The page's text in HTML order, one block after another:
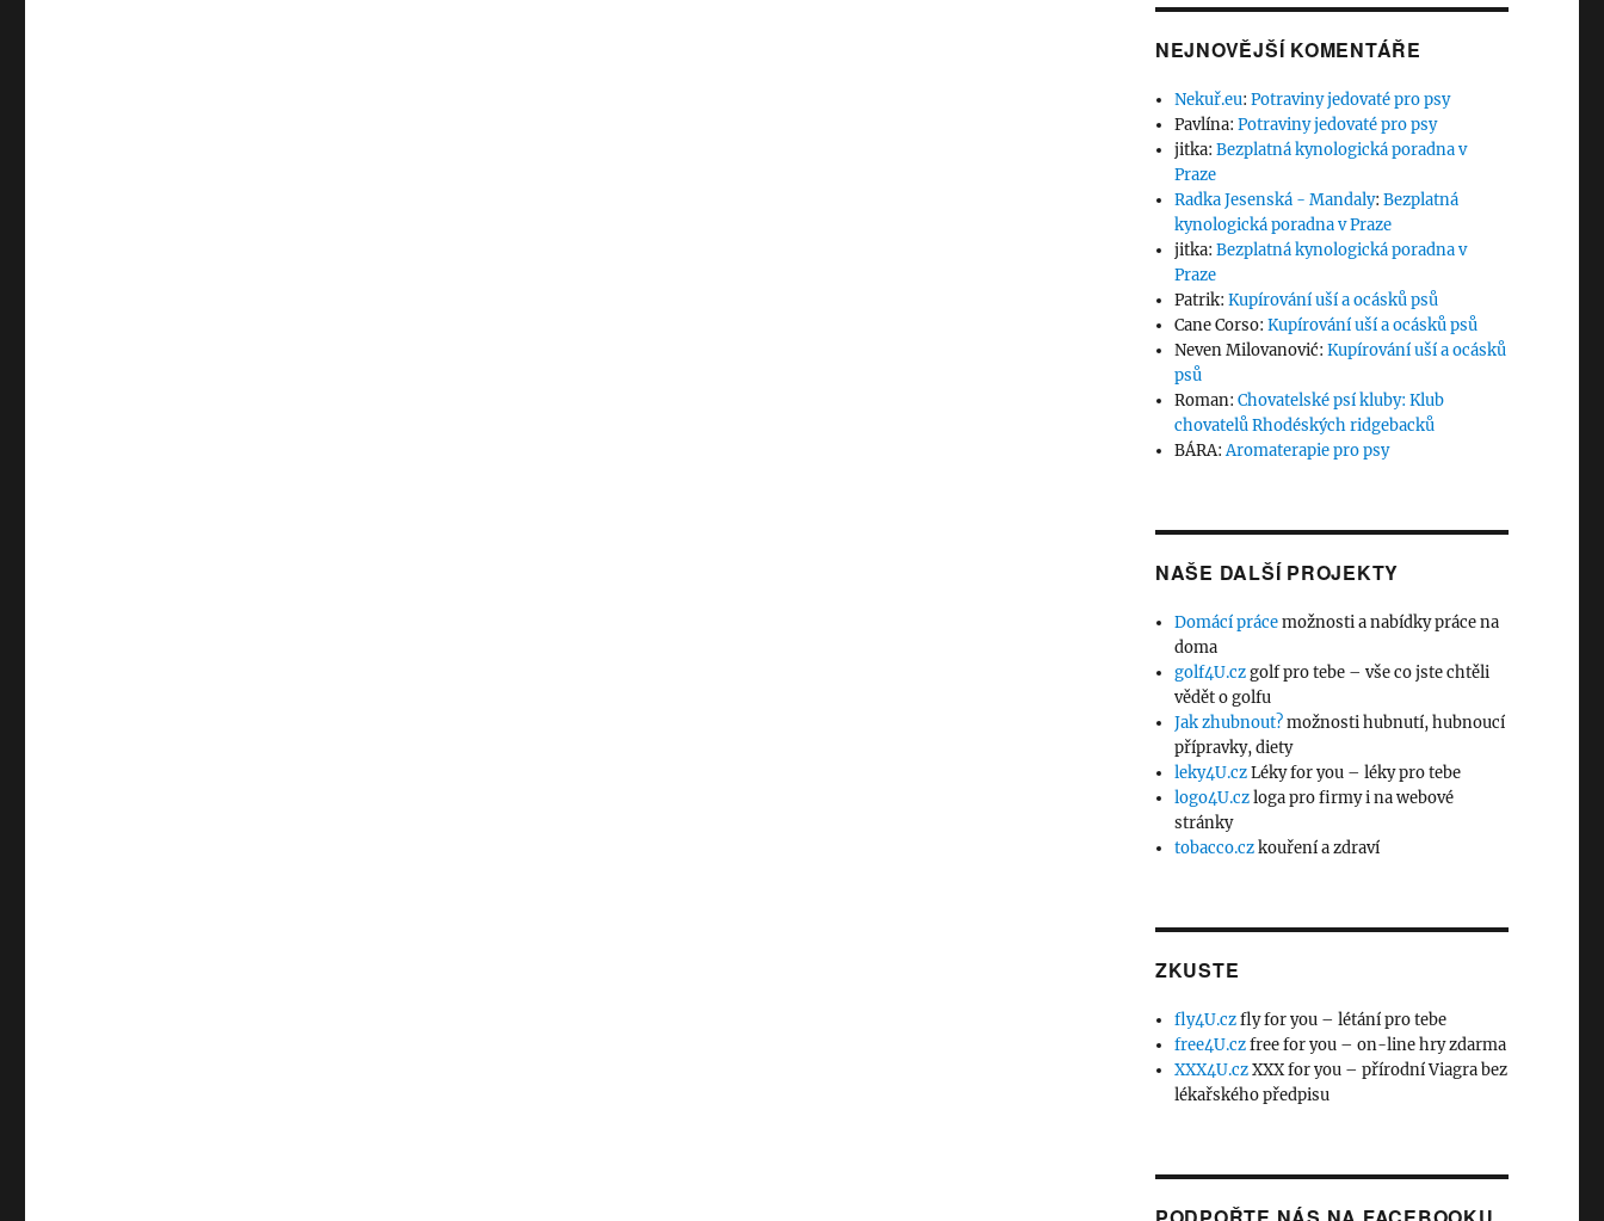
NEJNOVĚJŠÍ KOMENTÁŘE
Nekuř.eu:Potraviny jedovaté pro psy
Pavlína:Potraviny jedovaté pro psy
jitka:Bezplatná kynologická poradna v
Praze
Radka Jesenská - Mandaly:Bezplatná
kynologická poradna v Praze
jitka:Bezplatná kynologická poradna v
Praze
Patrik:Kupírování uší a ocásků psů
Cane Corso:Kupírování uší a ocásků psů
Neven Milovanović:Kupírování uší a ocásků
psů
Roman:Chovatelské psí kluby: Klub
chovatelů Rhodéských ridgebacků
BÁRA:Aromaterapie pro psy
NAŠE DALŠÍ PROJEKTY
Domácí prácemožnosti a nabídky práce na
doma
golf4U.czgolf pro tebe – vše co jste chtěli
vědět o golfu
Jak zhubnout?možnosti hubnutí, hubnoucí
přípravky, diety
leky4U.czLéky for you – léky pro tebe
logo4U.czloga pro firmy i na webové
stránky
tobacco.czkouření a zdraví
ZKUSTE
fly4U.czfly for you – létání pro tebe
free4U.czfree for you – on-line hry zdarma
XXX4U.czXXX for you – přírodní Viagra bez
lékařského předpisu